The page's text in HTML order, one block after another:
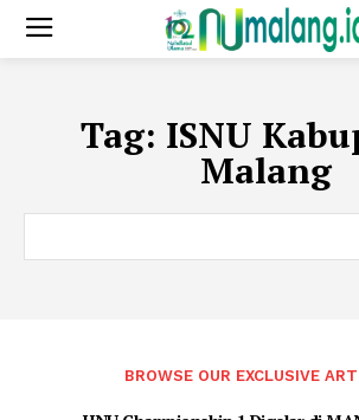
Tag: ISNU
Malang
BROWSE OUR EXCLUSIVE